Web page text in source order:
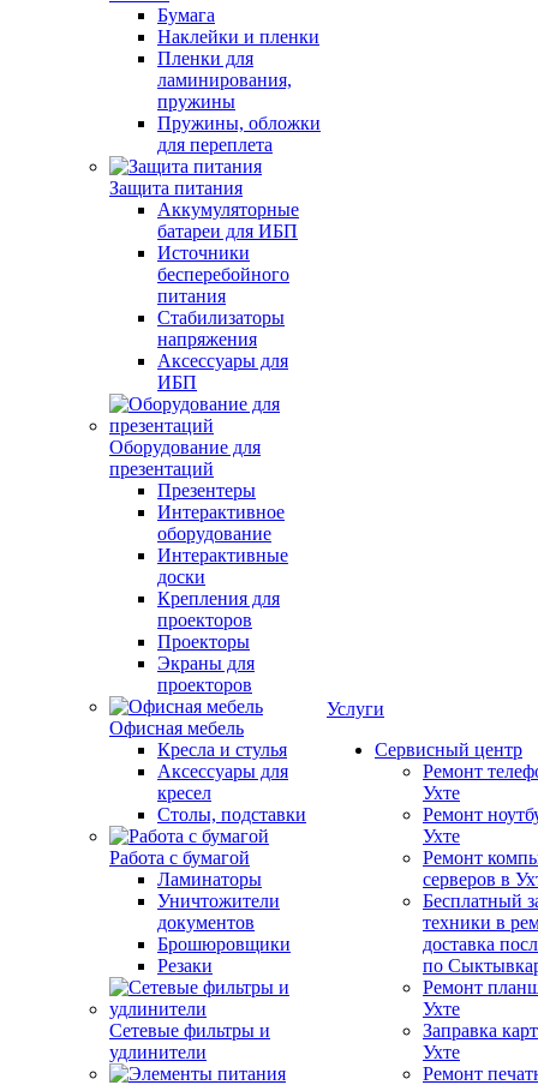
Бумага
Наклейки и пленки
Пленки для
ламинирования,
пружины
Пружины, обложки
для переплета
Защита питания
Аккумуляторные
батареи для ИБП
Источники
бесперебойного
питания
Стабилизаторы
напряжения
Аксессуары для
ИБП
Оборудование для
презентаций
Презентеры
Интерактивное
оборудование
Интерактивные
доски
Крепления для
проекторов
Проекторы
Экраны для
проекторов
Офисная мебель
Кресла и стулья
Аксессуары для
кресел
Столы, подставки
Работа с бумагой
Ламинаторы
Уничтожители
документов
Брошюровщики
Резаки
Сетевые фильтры и
удлинители
Услуги
Сервисный центр
Ремонт
Ухте
Ремонт
Ухте
Ремонт
серверов в
Бесплатный
техники в
доставка
по
Ремонт
Ухте
Заправка
Ухте
Ремонт